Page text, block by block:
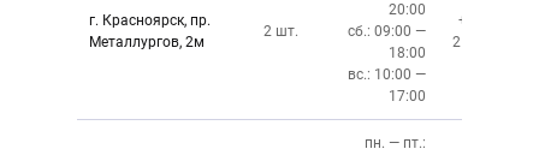
г. Красноярск, пр.
Металлургов, 2м
2 шт.
20:00
сб.: 09:00 —
18:00
вс.: 10:00 —
17:00
+7 (391)
212-87-27
пн. — пт.: